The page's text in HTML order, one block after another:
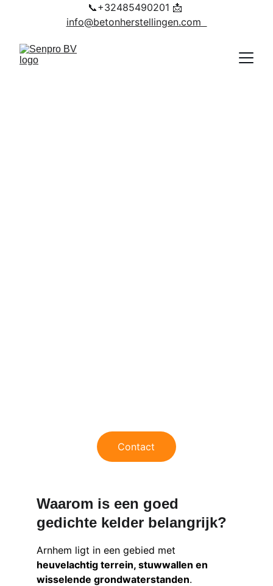
📞+32485490201 📩
info@betonherstellingen.com
Contact
Waarom is een goed
gedichte kelder belangrijk?
Arnhem ligt in een gebied met
heuvelachtig terrein, stuwwallen en
wisselende grondwaterstanden.